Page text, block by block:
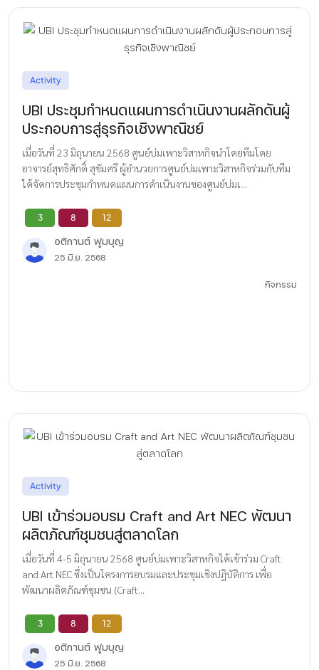
Activity
UBI ประชุมกำหนดแผนการดำเนินงานผลักดันผู้
ประกอบการสู่ธุรกิจเชิงพาณิชย์
เมื่อวันที่ 23 มิถุนายน 2568 ศูนย์บ่มเพาะวิสาหกิจนำโดยทีมโดย
อาจารย์สุทธิศักดิ์ สุขัมศรี ผู้อำนวยการศูนย์บ่มเพาะวิสาหกิจร่วมกับทีม
ได้จัดการประชุมกำหนดแผนการดำเนินงานของศูนย์บ่มเ...
3 8 12
อติกานต์ ฟูมบุญ
25 มิ.ย. 2568
กิจกรรม
Activity
UBI เข้าร่วมอบรม Craft and Art NEC พัฒนา
ผลิตภัณฑ์ชุมชนสู่ตลาดโลก
เมื่อวันที่ 4-5 มิถุนายน 2568 ศูนย์บ่มเพาะวิสาหกิจได้เข้าร่วม Craft
and Art NEC ซึ่งเป็นโครงการอบรมและประชุมเชิงปฏิบัติการ เพื่อ
พัฒนาผลิตภัณฑ์ชุมชน (Craft...
3 8 12
อติกานต์ ฟูมบุญ
25 มิ.ย. 2568